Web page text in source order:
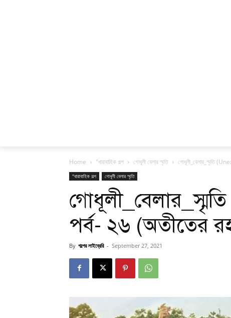
Home "ধারাবাহিক গল্প গোধূলী বেলার স্মৃতি গোধূলী_বেলার_স্মৃতি
"ধারাবাহিক গল্প গোধূলী বেলার স্মৃতি
পর্ব- ২৬ (অতীতের
By গল্পের লাইব্রেরি - September 27, 2021